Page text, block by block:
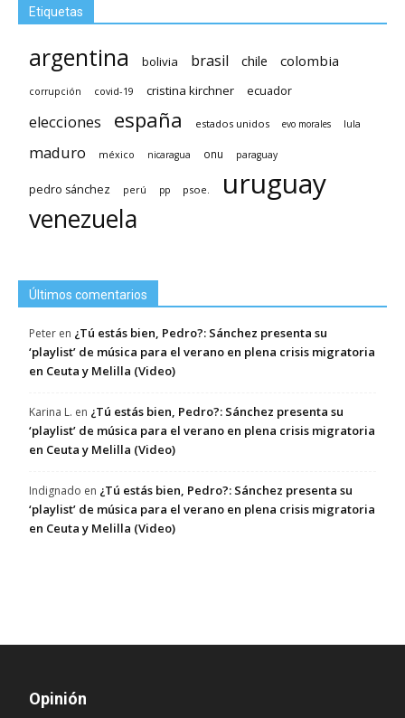
Etiquetas
argentina bolivia brasil chile colombia
corrupción covid-19 cristina kirchner ecuador
elecciones españa estados unidos evo morales lula
maduro méxico nicaragua onu paraguay
pedro sánchez perú pp psoe. uruguay
venezuela
Últimos comentarios
Peter en ¿Tú estás bien, Pedro?: Sánchez presenta su
‘playlist’ de música para el verano en plena crisis migratoria
en Ceuta y Melilla (Video)
Karina L. en ¿Tú estás bien, Pedro?: Sánchez presenta su
‘playlist’ de música para el verano en plena crisis migratoria
en Ceuta y Melilla (Video)
Indignado en ¿Tú estás bien, Pedro?: Sánchez presenta su
‘playlist’ de música para el verano en plena crisis migratoria
en Ceuta y Melilla (Video)
Opinión